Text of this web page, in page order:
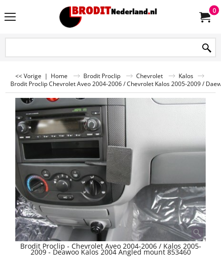
0
<< Vorige | Home Brodit Proclip Chevrolet
Kalos
Brodit Proclip Chevrolet Aveo 2004-2006 / Chevrolet Kalos 2005-2009 /
Brodit Proclip - Chevrolet Aveo 2004-2006 / Kalos 2005-
2009 - Deawoo Kalos 2004 Angled mount 853460